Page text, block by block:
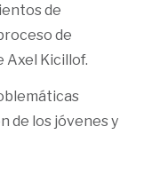
de
de
Kicillof.
de los jóvenes y